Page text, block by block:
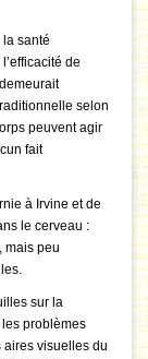
santé
de
selon
peuvent agir
fait
à Irvine et de
le cerveau :
mais peu
sur la
problèmes
aires visuelles du